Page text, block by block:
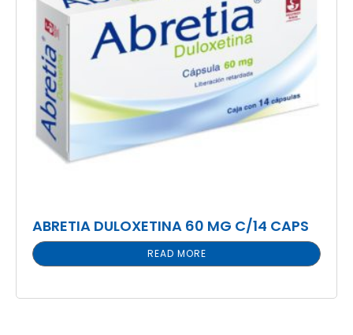
ABRETIA DULOXETINA 60 MG C/14 CAPS
READ MORE